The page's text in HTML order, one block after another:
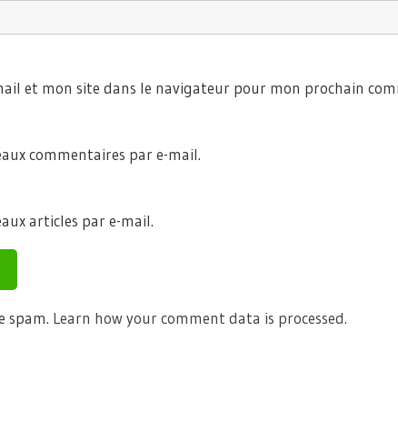
et mon site dans le navigateur pour mon prochain
commentaires par e-mail.
articles par e-mail.
spam. Learn how your comment data is processed.